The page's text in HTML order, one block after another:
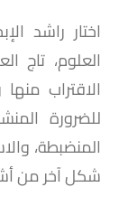
اختار راشد
العلوم، تاج
الاقتراب
للضرورة
المنضبطة،
شكل آخر من